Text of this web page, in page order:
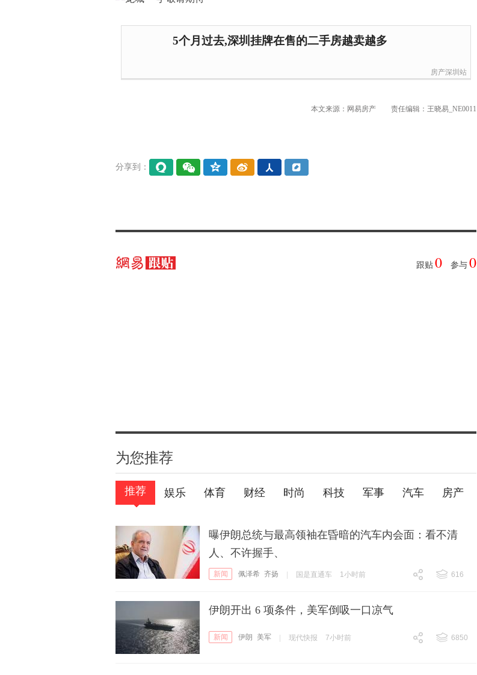
5个月过去,深圳挂牌在售的二手房越卖越多
房产深圳站
本文来源：网易房产 责任编辑：王晓易_NE0011
分享到：
跟贴 0 参与 0
为您推荐
推荐 娱乐 体育 财经 时尚 科技 军事 汽车 房产
曝伊朗总统与最高领袖在昏暗的汽车内会面：看不清
人、不许握手、
新闻 佩泽希 齐扬 国是直通车 1小时前
616
伊朗开出 6 项条件，美军倒吸一口凉气
新闻 伊朗 美军 现代快报 7小时前
6850